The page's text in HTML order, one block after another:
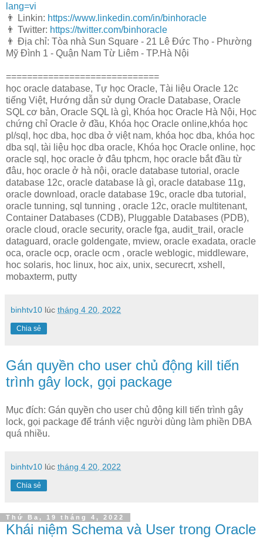
lang=vi
👨 Linkin: https://www.linkedin.com/in/binhoracle
👨 Twitter: https://twitter.com/binhoracle
👨 Địa chỉ: Tòa nhà Sun Square - 21 Lê Đức Thọ - Phường
Mỹ Đình 1 - Quận Nam Từ Liêm - TP.Hà Nội
=============================
học oracle database, Tự học Oracle, Tài liệu Oracle 12c
tiếng Việt, Hướng dẫn sử dụng Oracle Database, Oracle
SQL cơ bản, Oracle SQL là gì, Khóa học Oracle Hà Nội, Học
chứng chỉ Oracle ở đầu, Khóa học Oracle online,khóa học
pl/sql, học dba, học dba ở việt nam, khóa học dba, khóa học
dba sql, tài liệu học dba oracle, Khóa học Oracle online, học
oracle sql, học oracle ở đâu tphcm, học oracle bắt đầu từ
đâu, học oracle ở hà nội, oracle database tutorial, oracle
database 12c, oracle database là gì, oracle database 11g,
oracle download, oracle database 19c, oracle dba tutorial,
oracle tunning, sql tunning , oracle 12c, oracle multitenant,
Container Databases (CDB), Pluggable Databases (PDB),
oracle cloud, oracle security, oracle fga, audit_trail, oracle
dataguard, oracle goldengate, mview, oracle exadata, oracle
oca, oracle ocp, oracle ocm , oracle weblogic, middleware,
hoc solaris, hoc linux, hoc aix, unix, securecrt, xshell,
mobaxterm, putty
binhtv10 lúc tháng 4 20, 2022
Chia sẻ
Gán quyền cho user chủ động kill tiến
trình gây lock, gọi package
Mục đích: Gán quyền cho user chủ động kill tiến trình gây
lock, gọi package để tránh việc người dùng làm phiền DBA
quá nhiều.
binhtv10 lúc tháng 4 20, 2022
Chia sẻ
Thứ Ba, 19 tháng 4, 2022
Khái niệm Schema và User trong Oracle